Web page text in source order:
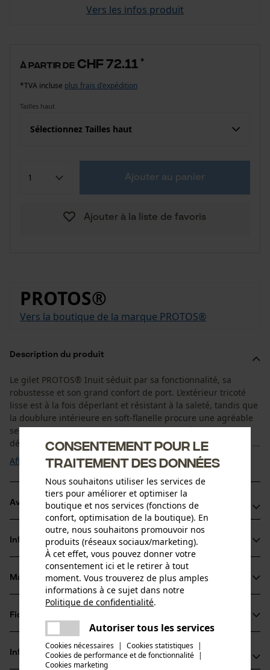
Vers les infos produit
à partir de CHF 72.11 *
*TVA incluse plus frais d'expédition
Tailles haut
Sélectionnez Tailles haut
Ajouter au panier
Ajouter à la liste de favoris
PROTOS®
Vers la boutique de la marque PROTOS®
Description du produit
Le gilet PROTOS® Inuit séduit par sa fonctionnalité, sa
robustesse et son grand confort de port. L’extérieur tricoté
lisse est à la fois déperlant et résistant à la saleté, tandis que
la doublure intérieure en soft-flanelle procure une agréable
sensation de chaleur. Grâce à ses renforts d’épaules
déperlants, ce gilet est parfaitement adapté aux conditions ...
Afficher plus
Avantages du produit
Tricot robuste et résistant à la saleté
Doublure intérieure en soft-flanelle pour un confort
Col montant et dos allongé pour une protection optimale
contre le froid
Informations sur le produit
Détails du produit
Type de manche
sans manches
Type dactivité
Matériau & entretien
Matériau
Type de matériau
Polyester
Fiches techniques
Fiche de données de sécurité du produit (PDF)
Informations fabricant
Consentement pour le
traitement des données
Nous souhaitons utiliser les services de
tiers pour améliorer et optimiser la
boutique et nos services (fonctions de
confort, optimisation de la boutique). En
outre, nous souhaitons promouvoir nos
produits (réseaux sociaux/marketing).
À cet effet, vous pouvez donner votre
consentement ici et le retirer à tout
moment. Vous trouverez de plus amples
informations à ce sujet dans notre
Politique de confidentialité.
Autoriser tous les services
Cookies nécessaires | Cookies statistiques |
Cookies de performance et de fonctionnalité |
Cookies marketing
Une erreur s'est produite. Veuillez
essayer encore.
partager
partager
mail